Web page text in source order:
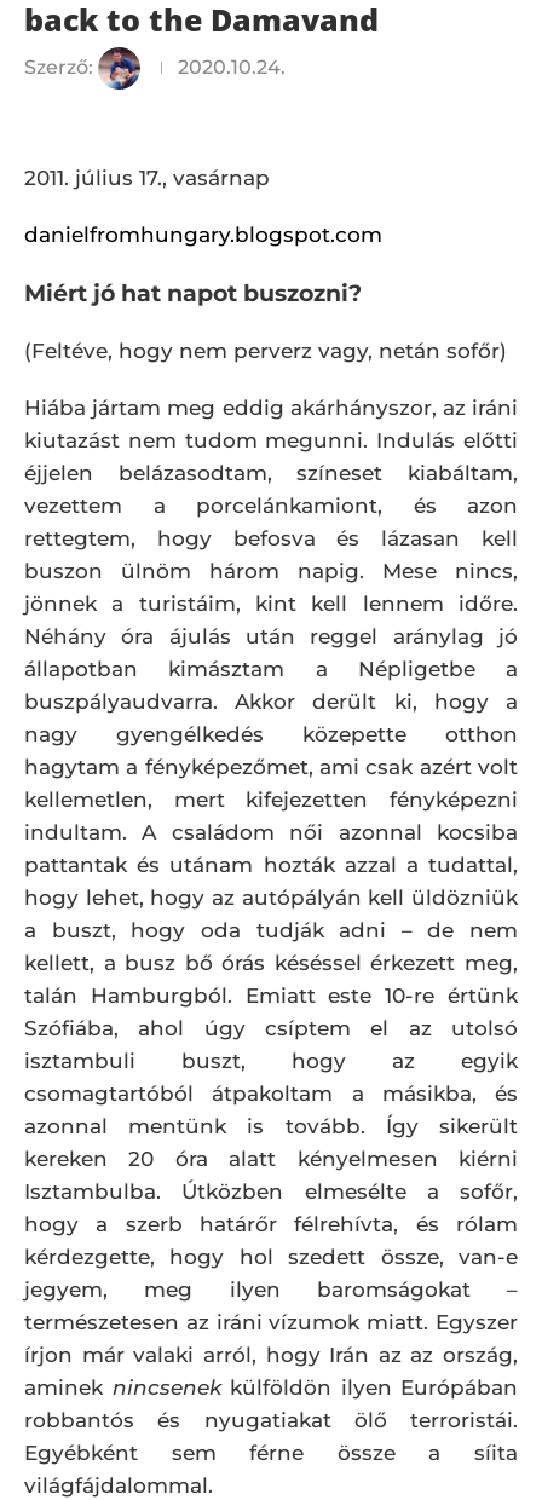
back to the Damavand
Szerző: 2020.10.24.
2011. július 17., vasárnap
danielfromhungary.blogspot.com
Miért jó hat napot buszozni?
(Feltéve, hogy nem perverz vagy, netán sofőr)
Hiába jártam meg eddig akárhányszor, az iráni
kiutazást nem tudom megunni. Indulás előtti
éjjelen belázasodtam, színeset kiabáltam,
vezettem a porcelánkamiont, és azon
rettegtem, hogy befosva és lázasan kell
buszon ülnöm három napig. Mese nincs,
jönnek a turistáim, kint kell lennem időre.
Néhány óra ájulás után reggel aránylag jó
állapotban kimásztam a Népligetbe a
buszpályaudvarra. Akkor derült ki, hogy a
nagy gyengélkedés közepette otthon
hagytam a fényképezőmet, ami csak azért volt
kellemetlen, mert kifejezetten fényképezni
indultam. A családom női azonnal kocsiba
pattantak és utánam hozták azzal a tudattal,
hogy lehet, hogy az autópályán kell üldözniük
a buszt, hogy oda tudják adni – de nem
kellett, a busz bő órás késéssel érkezett meg,
talán Hamburgból. Emiatt este 10-re értünk
Szófiába, ahol úgy csíptem el az utolsó
isztambuli buszt, hogy az egyik
csomagtartóból átpakoltam a másikba, és
azonnal mentünk is tovább. Így sikerült
kereken 20 óra alatt kényelmesen kiérni
Isztambulba. Útközben elmesélte a sofőr,
hogy a szerb határőr félrehívta, és rólam
kérdezgette, hogy hol szedett össze, van-e
jegyem, meg ilyen baromságokat –
természetesen az iráni vízumok miatt. Egyszer
írjon már valaki arról, hogy Irán az az ország,
aminek nincsenek külföldön ilyen Európában
robbantós és nyugatiakat ölő terroristái.
Egyébként sem férne össze a síita
világfájdalommal.